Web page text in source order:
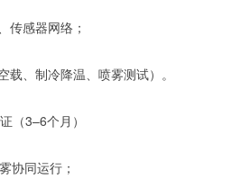
传感器网络；
载、制冷降温、喷雾测试）。
（3–6个月）
协同运行；